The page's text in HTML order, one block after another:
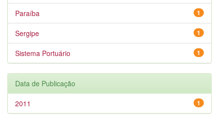
1
Paraíba
1
Sergipe
1
Sistema Portuário
Data de Publicação
1
2011